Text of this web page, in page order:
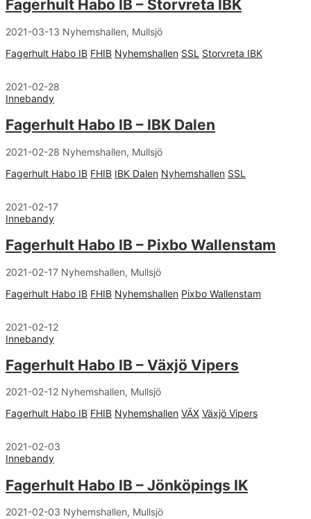
Fagerhult Habo IB – Storvreta IBK
2021-03-13 Nyhemshallen, Mullsjö
Fagerhult Habo IB FHIB Nyhemshallen SSL Storvreta IBK
2021-02-28
Innebandy
Fagerhult Habo IB – IBK Dalen
2021-02-28 Nyhemshallen, Mullsjö
Fagerhult Habo IB FHIB IBK Dalen Nyhemshallen SSL
2021-02-17
Innebandy
Fagerhult Habo IB – Pixbo Wallenstam
2021-02-17 Nyhemshallen, Mullsjö
Fagerhult Habo IB FHIB Nyhemshallen Pixbo Wallenstam
2021-02-12
Innebandy
Fagerhult Habo IB – Växjö Vipers
2021-02-12 Nyhemshallen, Mullsjö
Fagerhult Habo IB FHIB Nyhemshallen VÄX Växjö Vipers
2021-02-03
Innebandy
Fagerhult Habo IB – Jönköpings IK
2021-02-03 Nyhemshallen, Mullsjö